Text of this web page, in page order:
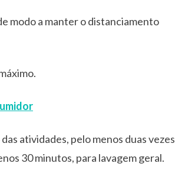
modo a manter o distanciamento
atividades, pelo menos duas vezes
30 minutos, para lavagem geral.